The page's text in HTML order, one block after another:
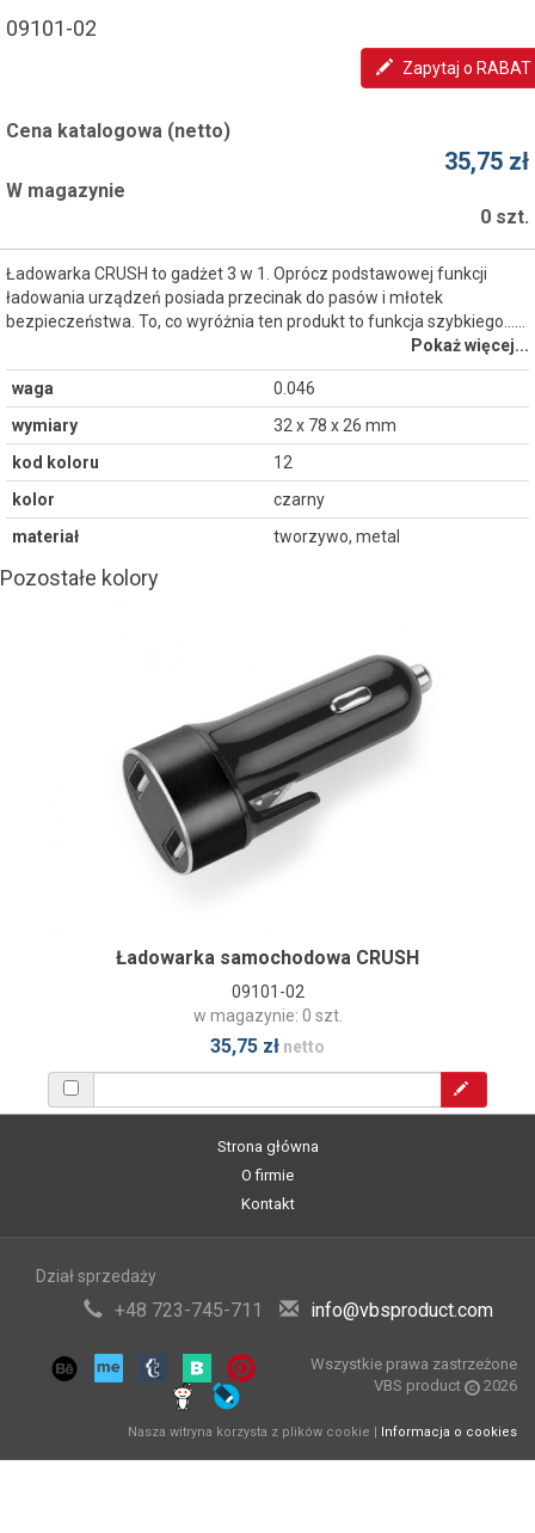
09101-02
Zapytaj o RABAT
Cena katalogowa (netto)
35,75 zł
W magazynie
0 szt.
Ładowarka CRUSH to gadżet 3 w 1. Oprócz podstawowej funkcji
ładowania urządzeń posiada przecinak do pasów i młotek
bezpieczeństwa. To, co wyróżnia ten produkt to funkcja szybkiego...…
Pokaż więcej...
waga
0.046
wymiary
32 x 78 x 26 mm
kod koloru
12
kolor
czarny
materiał
tworzywo, metal
Pozostałe kolory
Ładowarka samochodowa CRUSH
09101-02
w magazynie: 0 szt.
35,75 zł netto
Strona główna
O firmie
Kontakt
Dział sprzedaży
+48 723-745-711 info@vbsproduct.com
Wszystkie prawa zastrzeżone
VBS product
2026
Nasza witryna korzysta z plików cookie | Informacja o cookies